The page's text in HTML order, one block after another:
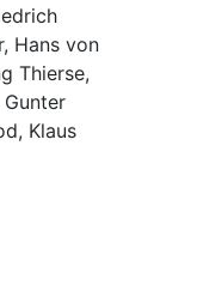
Hans von
Thierse,
Klaus